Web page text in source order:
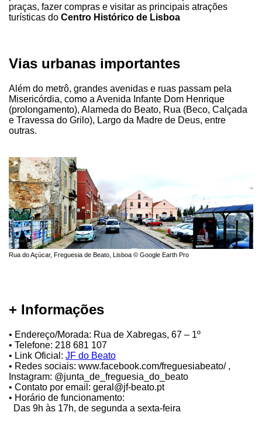
praças, fazer compras e visitar as principais atrações
turísticas do Centro Histórico de Lisboa
Vias urbanas importantes
Além do metrô, grandes avenidas e ruas passam pela
Misericórdia, como a Avenida Infante Dom Henrique
(prolongamento), Alameda do Beato, Rua (Beco, Calçada
e Travessa do Grilo), Largo da Madre de Deus, entre
outras.
Rua do Açúcar, Freguesia de Beato, Lisboa © Google Earth Pro
+ Informações
• Endereço/Morada: Rua de Xabregas, 67 – 1º
• Telefone: 218 681 107
• Link Oficial: JF do Beato
• Redes sociais: www.facebook.com/freguesiabeato/ ,
Instagram: @junta_de_freguesia_do_beato
• Contato por email: geral@jf-beato.pt
• Horário de funcionamento:
Das 9h às 17h, de segunda a sexta-feira